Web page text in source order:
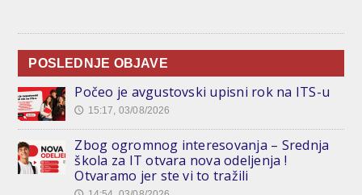
POSLEDNJE OBJAVE
Počeo je avgustovski upisni rok na ITS-u
🕔 15:17, 03/08/2026
Zbog ogromnog interesovanja – Srednja
škola za IT otvara nova odeljenja !
Otvaramo jer ste vi to tražili